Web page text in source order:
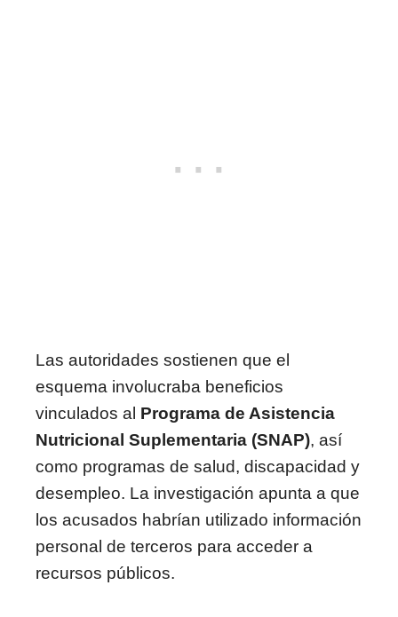
Las autoridades sostienen que el
esquema involucraba beneficios
vinculados al Programa de Asistencia
Nutricional Suplementaria (SNAP), así
como programas de salud, discapacidad y
desempleo. La investigación apunta a que
los acusados habrían utilizado información
personal de terceros para acceder a
recursos públicos.